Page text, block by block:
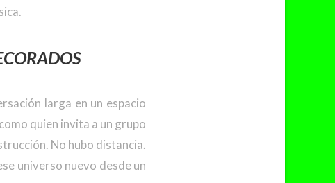
S
larga en un espacio
quien invita a un grupo
No hubo distancia.
universo nuevo desde un